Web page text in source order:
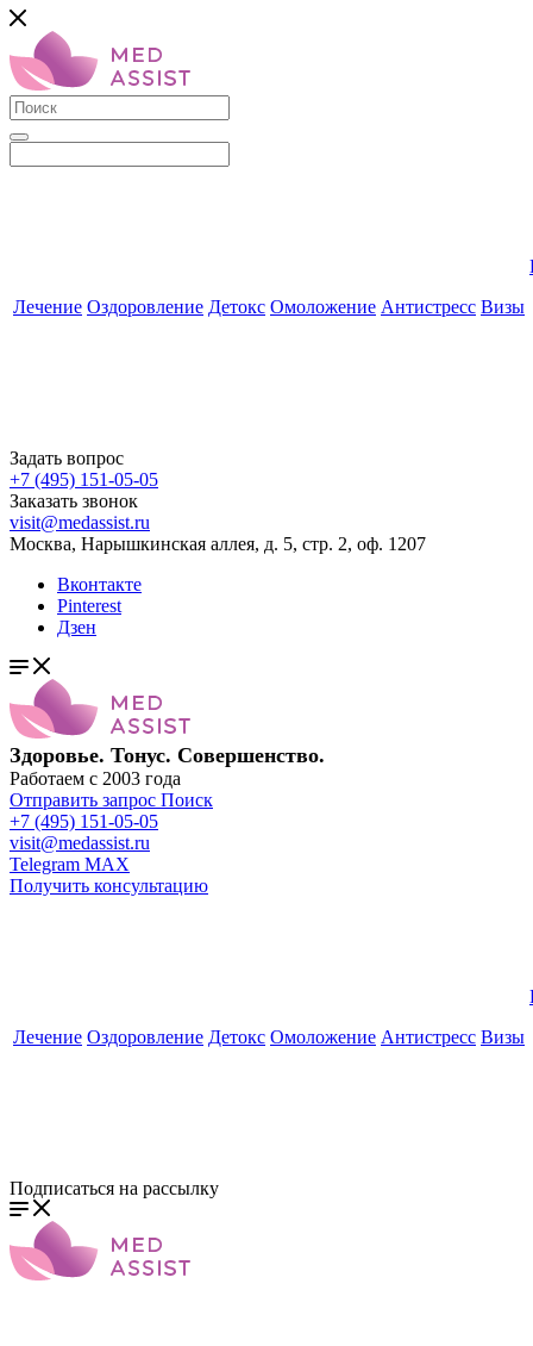
Лечение Оздоровление Детокс Омоложение Антистресс Визы
Задать вопрос
+7 (495) 151-05-05
Заказать звонок
visit@medassist.ru
Москва, Нарышкинская аллея, д. 5, стр. 2, оф. 1207
Вконтакте
Pinterest
Дзен
Здоровье. Тонус. Совершенство.
Работаем с 2003 года
Отправить запрос Поиск
+7 (495) 151-05-05
visit@medassist.ru
Telegram MAX
Получить консультацию
Лечение Оздоровление Детокс Омоложение Антистресс Визы
Подписаться на рассылку